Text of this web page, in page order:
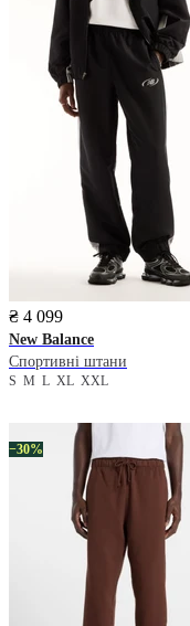
₴ 4 099
New Balance
Спортивні штани
S M L XL XXL
−30%